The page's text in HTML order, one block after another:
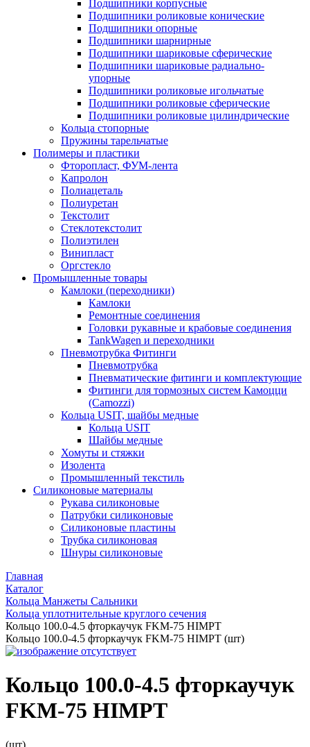
Подшипники корпусные
Подшипники роликовые конические
Подшипники опорные
Подшипники шарнирные
Подшипники шариковые сферические
Подшипники шариковые радиально-
упорные
Подшипники роликовые игольчатые
Подшипники роликовые сферические
Подшипники роликовые цилиндрические
Кольца стопорные
Пружины тарельчатые
Полимеры и пластики
Фторопласт, ФУМ-лента
Капролон
Полиацеталь
Полиуретан
Текстолит
Стеклотекстолит
Полиэтилен
Винипласт
Оргстекло
Промышленные товары
Камлоки (переходники)
Камлоки
Ремонтные соединения
Головки рукавные и крабовые соединения
TankWagen и переходники
Пневмотрубка Фитинги
Пневмотрубка
Пневматические фитинги и комплектующие
Фитинги для тормозных систем Камоцци
(Camozzi)
Кольца USIT, шайбы медные
Кольца USIT
Шайбы медные
Хомуты и стяжки
Изолента
Промышленный текстиль
Силиконовые материалы
Рукава силиконовые
Патрубки силиконовые
Силиконовые пластины
Трубка силиконовая
Шнуры силиконовые
Главная
Каталог
Кольца Манжеты Сальники
Кольца уплотнительные круглого сечения
Кольцо 100.0-4.5 фторкаучук FKM-75 HIMPT
Кольцо 100.0-4.5 фторкаучук FKM-75 HIMPT (шт)
Кольцо 100.0-4.5 фторкаучук
FKM-75 HIMPT
(шт)